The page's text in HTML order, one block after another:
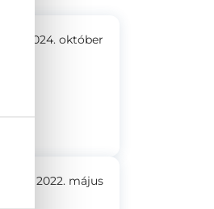
2024. október
2022. május